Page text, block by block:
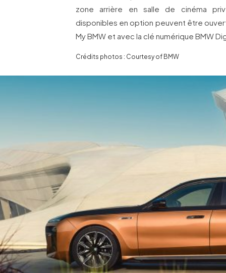
zone arrière en salle de cinéma
disponibles en option peuvent être
My BMW et avec la clé numérique BMW
Crédits photos : Courtesy of BMW